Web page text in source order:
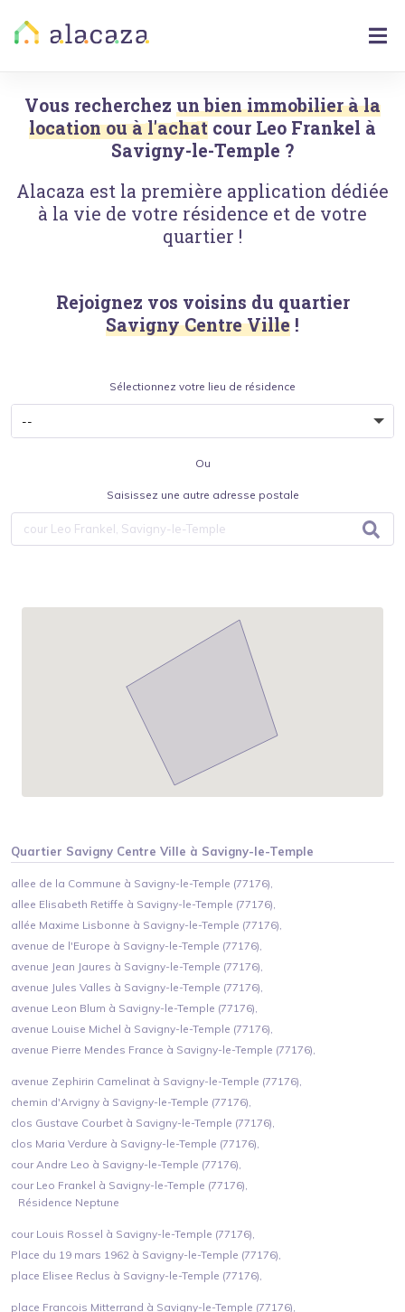
Vous recherchez un bien immobilier à la
location ou à l'achat cour Leo Frankel à
Savigny-le-Temple ?
Alacaza est la première application dédiée
à la vie de votre résidence et de votre
quartier !
Rejoignez vos voisins du quartier
Savigny Centre Ville !
Sélectionnez votre lieu de résidence
Ou
Saisissez une autre adresse postale
Quartier Savigny Centre Ville à Savigny-le-Temple
allee de la Commune à Savigny-le-Temple (77176),
allee Elisabeth Retiffe à Savigny-le-Temple (77176),
allée Maxime Lisbonne à Savigny-le-Temple (77176),
avenue de l'Europe à Savigny-le-Temple (77176),
avenue Jean Jaures à Savigny-le-Temple (77176),
avenue Jules Valles à Savigny-le-Temple (77176),
avenue Leon Blum à Savigny-le-Temple (77176),
avenue Louise Michel à Savigny-le-Temple (77176),
avenue Pierre Mendes France à Savigny-le-Temple (77176),
avenue Zephirin Camelinat à Savigny-le-Temple (77176),
chemin d'Arvigny à Savigny-le-Temple (77176),
clos Gustave Courbet à Savigny-le-Temple (77176),
clos Maria Verdure à Savigny-le-Temple (77176),
cour Andre Leo à Savigny-le-Temple (77176),
cour Leo Frankel à Savigny-le-Temple (77176),
Résidence Neptune
cour Louis Rossel à Savigny-le-Temple (77176),
Place du 19 mars 1962 à Savigny-le-Temple (77176),
place Elisee Reclus à Savigny-le-Temple (77176),
place Francois Mitterrand à Savigny-le-Temple (77176),